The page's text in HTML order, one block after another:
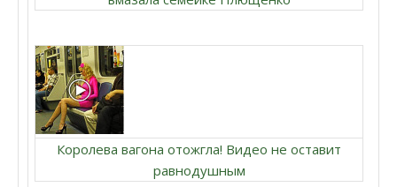
Королева вагона отожгла! Видео не оставит
равнодушным